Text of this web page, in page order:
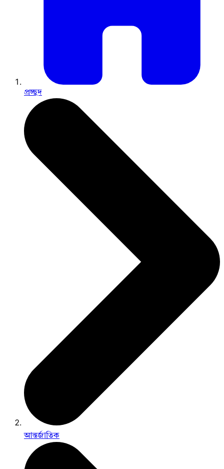
প্রচ্ছদ
আন্তর্জাতিক